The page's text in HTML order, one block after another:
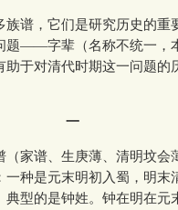
谱，它们是研究历史的重
题——字辈（名称不统一，
于对清代时期这一问题的
一
家谱、生庚薄、清明坟会
种是元末明初入蜀，明末
型的是钟姓。钟在明在元